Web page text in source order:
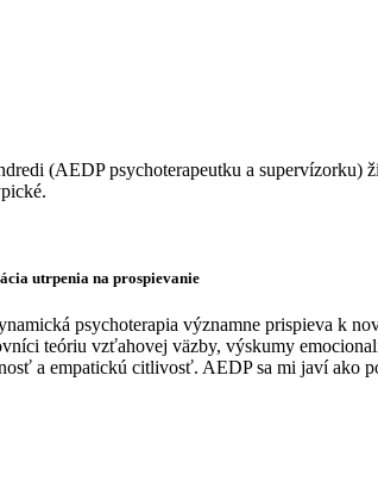
(AEDP psychoterapeutku a supervízorku)
utrpenia na prospievanie
psychoterapia významne prispieva k
teóriu vzťahovej väzby, výskumy
a empatickú citlivosť. AEDP sa mi javí ako